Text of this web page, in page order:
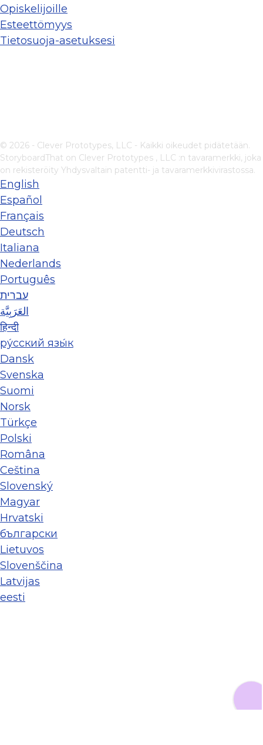
Opiskelijoille
Esteettömyys
Tietosuoja-asetuksesi
© 2026 - Clever Prototypes, LLC - Kaikki oikeudet pidätetään.
StoryboardThat on Clever Prototypes , LLC :n tavaramerkki, joka
on rekisteröity Yhdysvaltain patentti- ja tavaramerkkivirastossa.
English
Español
Français
Deutsch
Italiana
Nederlands
Português
עברית
العَرَبِيَّة
हिन्दी
ру́сский язы́к
Dansk
Svenska
Suomi
Norsk
Türkçe
Polski
Româna
Ceština
Slovenský
Magyar
Hrvatski
български
Lietuvos
Slovenščina
Latvijas
eesti